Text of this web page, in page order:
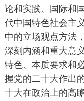
论和实践、国际和
代中国特色社会主
中的立场观点方法
深刻内涵和重大意
特色、本质要求和
握党的二十大作出
十大在政治上的高